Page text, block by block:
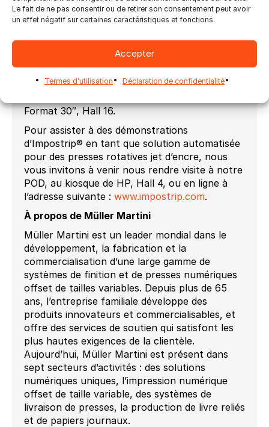
Le fait de ne pas consentir ou de retirer son consentement peut avoir
un effet négatif sur certaines caractéristiques et fonctions.
Accepter
Termes d’utilisation Déclaration de confidentialité
Impostrip®sur le système de production
SigmaLine Softcover (30‘‘), sera montré à
Martini, Hall 14 / C21. Les démonstrations du
SigmaLine Book block System auront lieu dans
le kiosque de HP, Hall 04 avec la nouvelle HP
T410 Format 42 ; et avec le système SigmaLine
Format 30″, Hall 16.
Pour assister à des démonstrations
d’Impostrip® en tant que solution automatisée
pour des presses rotatives jet d’encre, nous
vous invitons à venir nous rendre visite à notre
POD, au kiosque de HP, Hall 4, ou en ligne à
l’adresse suivante : www.impostrip.com.
À propos de Müller Martini
Müller Martini est un leader mondial dans le
développement, la fabrication et la
commercialisation d’une large gamme de
systèmes de finition et de presses numériques
offset de tailles variables. Depuis plus de 65
ans, l’entreprise familiale développe des
produits innovateurs et commercialisables, et
offre des services de soutien qui satisfont les
plus hautes exigences de la clientèle.
Aujourd’hui, Müller Martini est présent dans
sept secteurs d’activités : des solutions
numériques uniques, l’impression numérique
offset de taille variable, des systèmes de
livraison de presses, la production de livre reliés
et de papiers journaux.